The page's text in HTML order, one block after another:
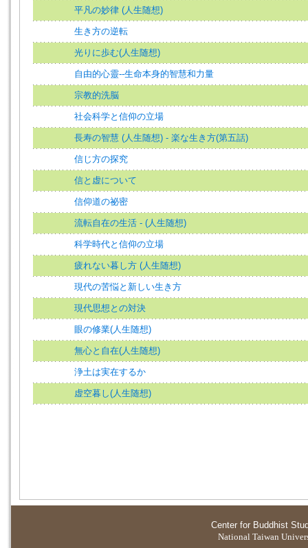
平凡の妙律 (人生随想)
生き方の逆転
光りに歩む(人生随想)
自由的心靈--生命本身的智慧和力量
宗教的洗脳
社会科学と信仰の立場
長寿の智慧 (人生随想) - 楽な生き方(第五話)
信じ方の探究
信と虚について
信仰道の祕密
流転自在の生活 - (人生随想)
科学時代と信仰の立場
疲れない暮し方 (人生随想)
現代の苦悩と新しい生き方
現代思想との対決
眼の修業(人生随想)
無心と自在(人生随想)
浄土は実在するか
虚空暮し(人生随想)
Center for Buddhist
National Taiwan